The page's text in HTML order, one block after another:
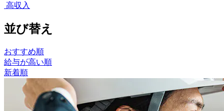
高収入
並び替え
おすすめ順
給与が高い順
新着順